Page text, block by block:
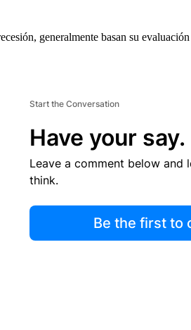
generalmente basan su
Start the Conversation
Have your say.
Leave a comment below and
think.
Be the first to